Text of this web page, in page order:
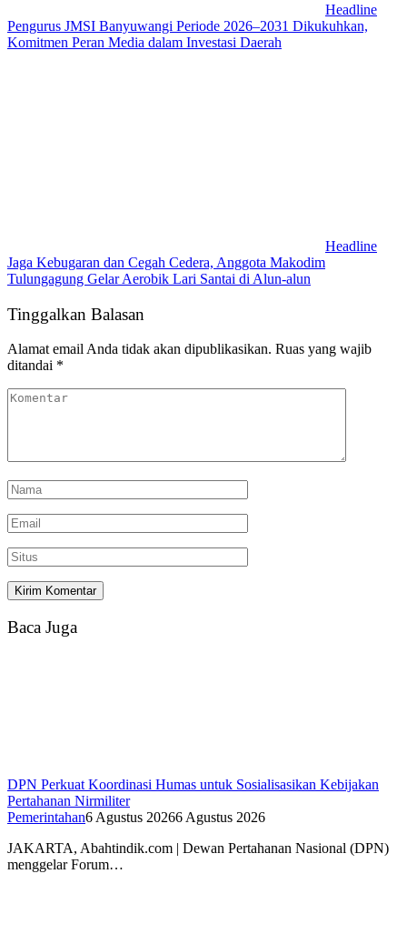
Headline
Pengurus JMSI Banyuwangi Periode 2026–2031 Dikukuhkan,
Komitmen Peran Media dalam Investasi Daerah
Headline
Jaga Kebugaran dan Cegah Cedera, Anggota Makodim
Tulungagung Gelar Aerobik Lari Santai di Alun-alun
Tinggalkan Balasan
Alamat email Anda tidak akan dipublikasikan. Ruas yang wajib
ditandai *
Baca Juga
DPN Perkuat Koordinasi Humas untuk Sosialisasikan Kebijakan
Pertahanan Nirmiliter
Pemerintahan6 Agustus 20266 Agustus 2026
JAKARTA, Abahtindik.com | Dewan Pertahanan Nasional (DPN)
menggelar Forum…